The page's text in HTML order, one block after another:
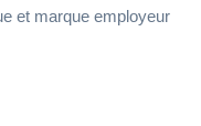
et marque employeur